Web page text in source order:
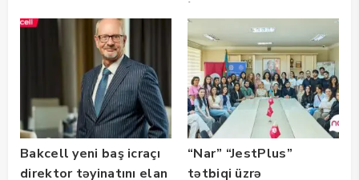
istifadəyə verildi
Bakcell yeni baş icraçı
direktor təyinatını elan
“Nar” “JestPlus”
tətbiqi üzrə